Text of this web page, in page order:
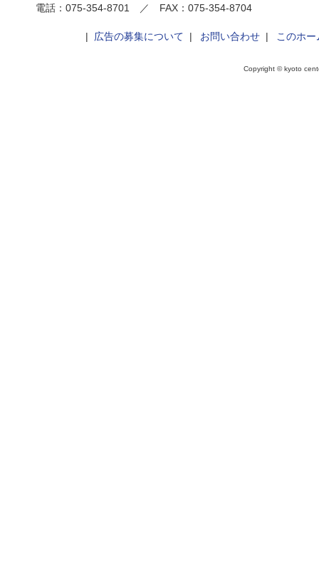
電話：075-354-8701 ／ FAX：075-354-8704
広告の募集について お問い合わせ| このホー
Copyright © kyoto